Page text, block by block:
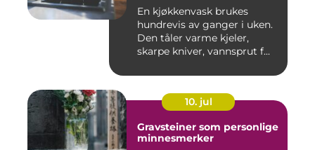
En kjøkkenvask brukes
hundrevis av ganger i uken.
Den tåler varme kjeler,
skarpe kniver, vannsprut f...
10. jul
Gravsteiner som personlige
minnesmerker